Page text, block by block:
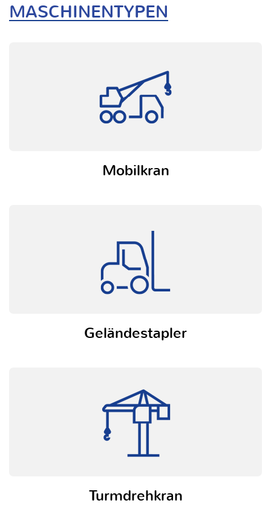
MASCHINENTYPEN
Mobilkran
Geländestapler
Turmdrehkran